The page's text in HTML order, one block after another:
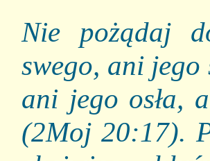
Nie pożądaj
swego, ani jego
ani jego osła,
(2Moj 20:17).